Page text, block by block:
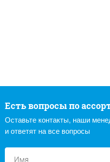
Есть вопросы по
Оставьте контакты, наши
и ответят на все вопросы